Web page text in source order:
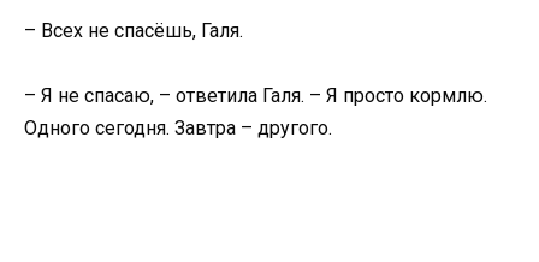
– Всех не спасёшь, Галя.
– Я не спасаю, – ответила Галя. – Я просто кормлю.
Одного сегодня. Завтра – другого.